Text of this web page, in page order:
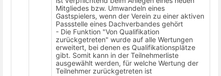
Mitgliedes bzw. Umwandeln eines
Gastspielers, wenn der Verein zu einer aktiven
Passstelle eines Dachverbandes gehört
- Die Funktion "Von Qualifikation
zurückgetreten" wurde auf alle Wertungen
erweitert, bei denen es Qualifikationsplätze
gibt. Somit kann in der Teilnehmerliste
ausgewählt werden, für welche Wertung der
Teilnehmer zurückgetreten ist